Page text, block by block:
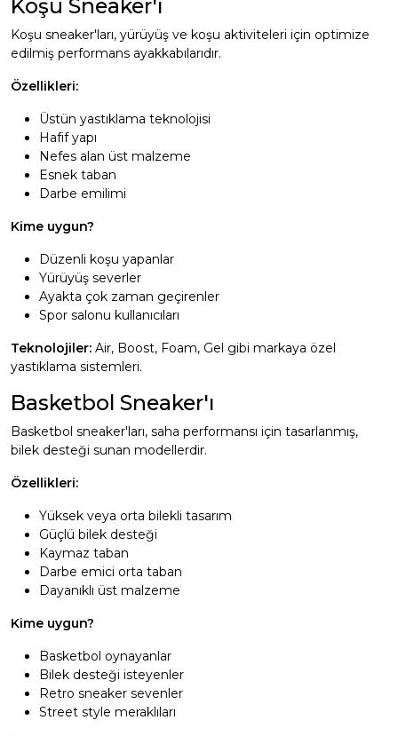
Koşu Sneaker'ı
Koşu sneaker'ları, yürüyüş ve koşu aktiviteleri için optimize
edilmiş performans ayakkabılarıdır.
Özellikleri:
Üstün yastıklama teknolojisi
Hafif yapı
Nefes alan üst malzeme
Esnek taban
Darbe emilimi
Kime uygun?
Düzenli koşu yapanlar
Yürüyüş severler
Ayakta çok zaman geçirenler
Spor salonu kullanıcıları
Teknolojiler: Air, Boost, Foam, Gel gibi markaya özel
yastıklama sistemleri.
Basketbol Sneaker'ı
Basketbol sneaker'ları, saha performansı için tasarlanmış,
bilek desteği sunan modellerdir.
Özellikleri:
Yüksek veya orta bilekli tasarım
Güçlü bilek desteği
Kaymaz taban
Darbe emici orta taban
Dayanıklı üst malzeme
Kime uygun?
Basketbol oynayanlar
Bilek desteği isteyenler
Retro sneaker sevenler
Street style meraklıları